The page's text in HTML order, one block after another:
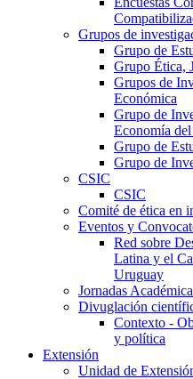
Grupos de
Grupo de
Grupo Ética,
Grupos de
Económica
Grupo de
Economía
Grupo de
Grupo de
CSIC
CSIC
Comité de ética en
Eventos y
Red sobre
Latina y el
Uruguay
Jornadas
Divuglación
Contexto -
y política
Extensión
Unidad de